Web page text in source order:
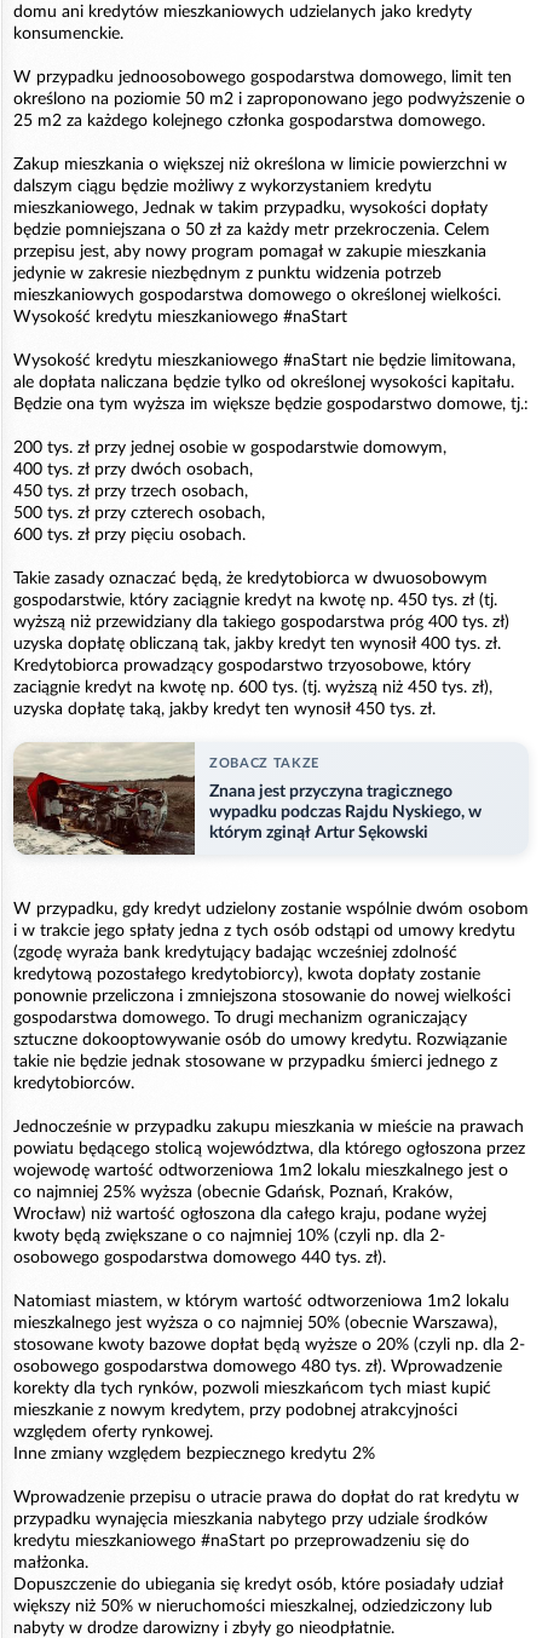
domu ani kredytów mieszkaniowych udzielanych jako kredyty
konsumenckie.
W przypadku jednoosobowego gospodarstwa domowego, limit ten
określono na poziomie 50 m2 i zaproponowano jego podwyższenie o
25 m2 za każdego kolejnego członka gospodarstwa domowego.
Zakup mieszkania o większej niż określona w limicie powierzchni w
dalszym ciągu będzie możliwy z wykorzystaniem kredytu
mieszkaniowego, Jednak w takim przypadku, wysokości dopłaty
będzie pomniejszana o 50 zł za każdy metr przekroczenia. Celem
przepisu jest, aby nowy program pomagał w zakupie mieszkania
jedynie w zakresie niezbędnym z punktu widzenia potrzeb
mieszkaniowych gospodarstwa domowego o określonej wielkości.
Wysokość kredytu mieszkaniowego #naStart
Wysokość kredytu mieszkaniowego #naStart nie będzie limitowana,
ale dopłata naliczana będzie tylko od określonej wysokości kapitału.
Będzie ona tym wyższa im większe będzie gospodarstwo domowe, tj.:
200 tys. zł przy jednej osobie w gospodarstwie domowym,
400 tys. zł przy dwóch osobach,
450 tys. zł przy trzech osobach,
500 tys. zł przy czterech osobach,
600 tys. zł przy pięciu osobach.
Takie zasady oznaczać będą, że kredytobiorca w dwuosobowym
gospodarstwie, który zaciągnie kredyt na kwotę np. 450 tys. zł (tj.
wyższą niż przewidziany dla takiego gospodarstwa próg 400 tys. zł)
uzyska dopłatę obliczaną tak, jakby kredyt ten wynosił 400 tys. zł.
Kredytobiorca prowadzący gospodarstwo trzyosobowe, który
zaciągnie kredyt na kwotę np. 600 tys. (tj. wyższą niż 450 tys. zł),
uzyska dopłatę taką, jakby kredyt ten wynosił 450 tys. zł.
ZOBACZ TAKZE
Znana jest przyczyna tragicznego
wypadku podczas Rajdu Nyskiego, w
którym zginął Artur Sękowski
W przypadku, gdy kredyt udzielony zostanie wspólnie dwóm osobom
i w trakcie jego spłaty jedna z tych osób odstąpi od umowy kredytu
(zgodę wyraża bank kredytujący badając wcześniej zdolność
kredytową pozostałego kredytobiorcy), kwota dopłaty zostanie
ponownie przeliczona i zmniejszona stosowanie do nowej wielkości
gospodarstwa domowego. To drugi mechanizm ograniczający
sztuczne dokooptowywanie osób do umowy kredytu. Rozwiązanie
takie nie będzie jednak stosowane w przypadku śmierci jednego z
kredytobiorców.
Jednocześnie w przypadku zakupu mieszkania w mieście na prawach
powiatu będącego stolicą województwa, dla którego ogłoszona przez
wojewodę wartość odtworzeniowa 1m2 lokalu mieszkalnego jest o
co najmniej 25% wyższa (obecnie Gdańsk, Poznań, Kraków,
Wrocław) niż wartość ogłoszona dla całego kraju, podane wyżej
kwoty będą zwiększane o co najmniej 10% (czyli np. dla 2-
osobowego gospodarstwa domowego 440 tys. zł).
Natomiast miastem, w którym wartość odtworzeniowa 1m2 lokalu
mieszkalnego jest wyższa o co najmniej 50% (obecnie Warszawa),
stosowane kwoty bazowe dopłat będą wyższe o 20% (czyli np. dla 2-
osobowego gospodarstwa domowego 480 tys. zł). Wprowadzenie
korekty dla tych rynków, pozwoli mieszkańcom tych miast kupić
mieszkanie z nowym kredytem, przy podobnej atrakcyjności
względem oferty rynkowej.
Inne zmiany względem bezpiecznego kredytu 2%
Wprowadzenie przepisu o utracie prawa do dopłat do rat kredytu w
przypadku wynajęcia mieszkania nabytego przy udziale środków
kredytu mieszkaniowego #naStart po przeprowadzeniu się do
małżonka.
Dopuszczenie do ubiegania się kredyt osób, które posiadały udział
większy niż 50% w nieruchomości mieszkalnej, odziedziczony lub
nabyty w drodze darowizny i zbyły go nieodpłatnie.